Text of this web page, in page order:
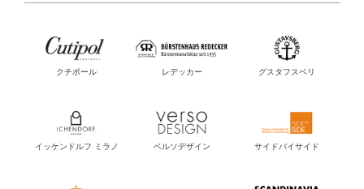
クチポール レデッカー グスタフスベリ
イッケンドルフ ミラノ ベルソデザイン サイドバイサイド